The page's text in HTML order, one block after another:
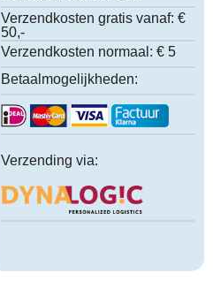
Verzendkosten gratis vanaf: €
50,-
Verzendkosten normaal: € 5
Betaalmogelijkheden:
Verzending via: